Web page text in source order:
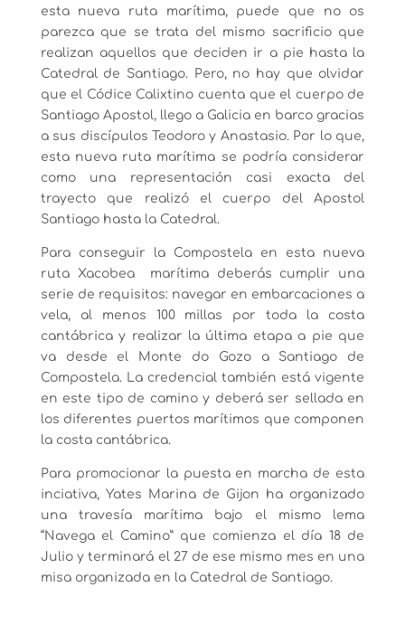
esta nueva ruta marítima, puede que no os
parezca que se trata del mismo sacrificio que
realizan aquellos que deciden ir a pie hasta la
Catedral de Santiago. Pero, no hay que olvidar
que el Códice Calixtino cuenta que el cuerpo de
Santiago Apostol, llego a Galicia en barco gracias
a sus discípulos Teodoro y Anastasio. Por lo que,
esta nueva ruta marítima se podría considerar
como una representación casi exacta del
trayecto que realizó el cuerpo del Apostol
Santiago hasta la Catedral.
Para conseguir la Compostela en esta nueva
ruta Xacobea marítima deberás cumplir una
serie de requisitos: navegar en embarcaciones a
vela, al menos 100 millas por toda la costa
cantábrica y realizar la última etapa a pie que
va desde el Monte do Gozo a Santiago de
Compostela. La credencial también está vigente
en este tipo de camino y deberá ser sellada en
los diferentes puertos marítimos que componen
la costa cantábrica.
Para promocionar la puesta en marcha de esta
inciativa, Yates Marina de Gijon ha organizado
una travesía marítima bajo el mismo lema
“Navega el Camino” que comienza el día 18 de
Julio y terminará el 27 de ese mismo mes en una
misa organizada en la Catedral de Santiago.